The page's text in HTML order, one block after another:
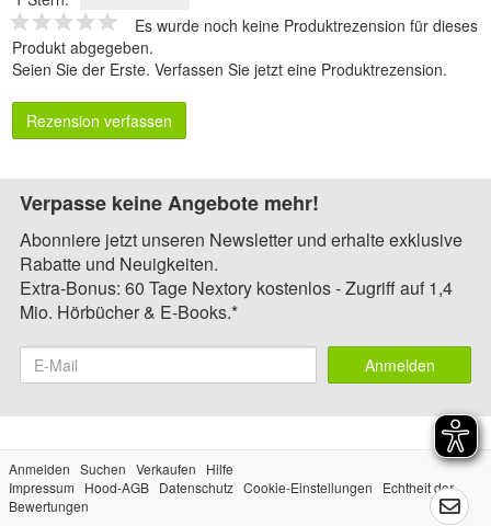
Es wurde noch keine Produktrezension für dieses
Produkt abgegeben.
Seien Sie der Erste. Verfassen Sie jetzt eine Produktrezension.
Rezension verfassen
Verpasse keine Angebote mehr!
Abonniere jetzt unseren Newsletter und erhalte exklusive
Rabatte und Neuigkeiten.
Extra-Bonus: 60 Tage Nextory kostenlos - Zugriff auf 1,4
Mio. Hörbücher & E-Books.*
Anmelden
Anmelden Suchen Verkaufen
Hilfe
Impressum
Hood-AGB Datenschutz Cookie-Einstellungen
Echtheit der
Bewertungen